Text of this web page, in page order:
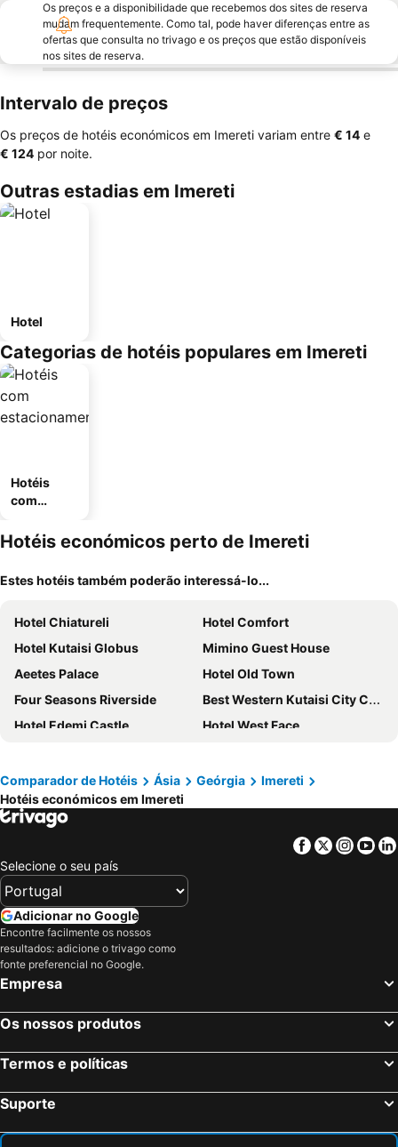
Os preços e a disponibilidade que recebemos dos sites de reserva
mudam frequentemente. Como tal, pode haver diferenças entre as
ofertas que consulta no trivago e os preços que estão disponíveis
nos sites de reserva.
Intervalo de preços
Os preços de hotéis económicos em Imereti variam entre ‎€ 14 e
‎€ 124 por noite.
Outras estadias em Imereti
Hotel
Categorias de hotéis populares em Imereti
Hotéis
com
mento
Hotéis económicos perto de Imereti
Estes hotéis também poderão interessá-lo...
Hotel Chiatureli
Hotel Comfort
Hotel Kutaisi Globus
Mimino Guest House
Aeetes Palace
Hotel Old Town
Four Seasons Riverside
Best Western Kutaisi City Center
Hotel Edemi Castle
Hotel West Face
Ponte
HOTEl MKUDRO
Central Hotel
Comparador de Hotéis Ásia Geórgia
Imereti
Hotéis económicos em Imereti
Facebook
Twitter
Selecione o seu país
Adicionar no Google
Encontre facilmente os nossos
resultados: adicione o trivago como
fonte preferencial no Google.
Empresa
Os nossos produtos
Termos e políticas
Suporte